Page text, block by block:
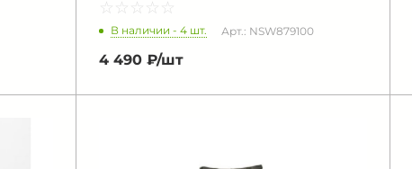
☆ ☆ ☆ ☆ ☆
★ ★ ★ ★ ★
В наличии - 4 шт. Арт.: NSW879100
4 490 ₽/шт